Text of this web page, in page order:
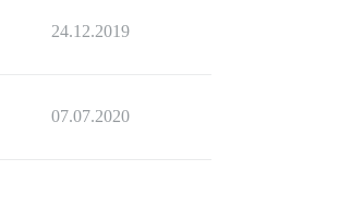
24.12.2019
07.07.2020